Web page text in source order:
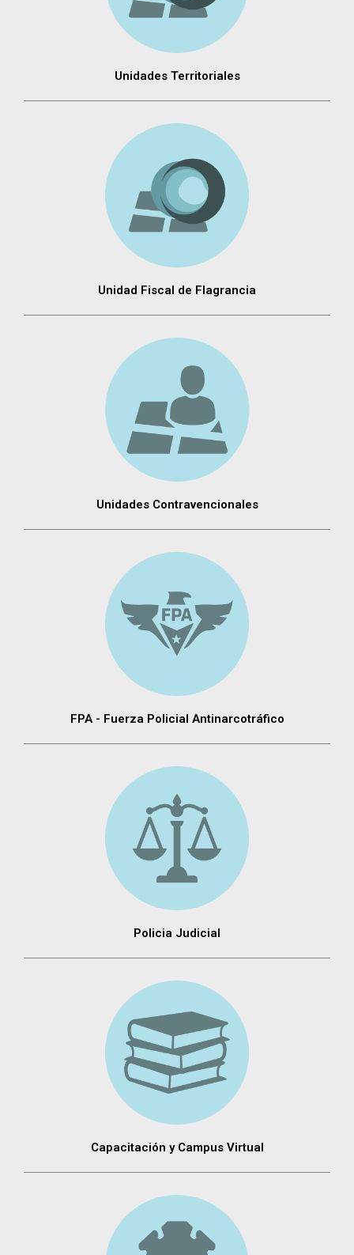
Unidades Territoriales
Unidad Fiscal de Flagrancia
Unidades Contravencionales
FPA - Fuerza Policial Antinarcotráfico
Policia Judicial
Capacitación y Campus Virtual